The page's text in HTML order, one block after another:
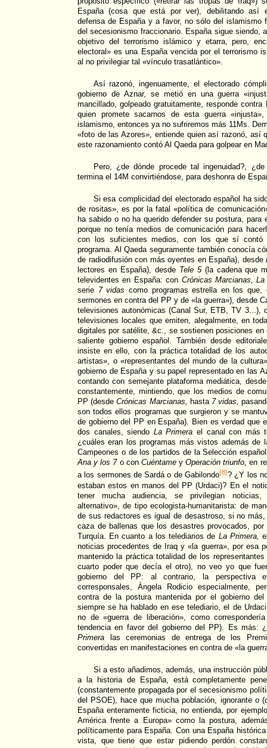
España (cosa que está por ver), debilitando así
defensa de España y a favor, no sólo del islamismo
del secesionismo fraccionario. España sigue siendo,
objetivo del terrorismo islámico y etarra, pero,
electoral» es una España vencida por el terrorismo
al no privilegiar tal «vínculo trasatlántico».
Así razonó, ingenuamente, el electorado
gobierno de Aznar, se metió en una guerra
mancillado, golpeado gratuitamente, responde
quien promete sacarnos de esta guerra
islamismo, entonces ya no sufriremos más 11Ms.
«foto de las Azores», entiende quien así razonó, así
este razonamiento contó Al Qaeda para golpear en
Pero, ¿de dónde procede tal ingenuidad?,
termina el 14M convirtiéndose, para deshonra de
Si esa complicidad del electorado español ha
de rositas», es por la fatal «política de
ha sabido o no ha querido defender su postura, para
porque no tenía medios de comunicación para
con los suficientes medios, con los que sí contó
programa. Al Qaeda seguramente también conocía
de radiodifusión con más oyentes en España), desde
lectores en España), desde Tele 5(la cadena que
televidentes en España: con Crónicas Marcianas,
serie 7 vidas como programas estrella en los que,
sermones en contra del PP y de «la guerra»), desde
televisiones autonómicas (Canal Sur, ETB, TV 3...),
televisiones locales que emiten, alegalmente, en
digitales por satélite, &c., se sostienen posiciones
saliente gobierno español. También desde
insiste en ello, con la práctica totalidad de los
artistas», o «representantes del mundo de la
gobierno de España y su papel representado en las
contando con semejante plataforma mediática,
constantemente, mintiendo, que los medios de
PP (desdeCrónicas Marcianas, hasta 7 vidas,
son todos ellos programas que surgieron y se
de gobierno del PP en España). Bien es verdad que
dos canales, siendo La Primera el canal con más
¿cuáles eran los programas más vistos además de
Campeones o de los partidos de la Selección
Ana y los 7o con CuéntameyOperación triunfo, en
a los sermones de Sardá o de Gabilondo{8}? ¿Y los
estaban estos en manos del PP (Urdaci)? En el
tener mucha audiencia, se privilegian
alternativo», de tipo ecologista-humanitarista: de
de sus redactores es igual de desastroso, si no
caza de ballenas que los desastres provocados,
Turquía. En cuanto a los telediarios de La Primera,
noticias procedentes de Iraq y «la guerra», por esa
mantenido la práctica totalidad de los
cuarto poder que decía el otro), no veo yo que
gobierno del PP: al contrario, la perspectiva
corresponsales, Ángela Rodicio especialmente,
contra de la postura mantenida por el gobierno
siempre se ha hablado en ese telediario, el de
no de «guerra de liberación», como
tendencia en favor del gobierno del PP). Es más:
Primera las ceremonias de entrega de los
convertidas en manifestaciones en contra de «la
Si a esto añadimos, además, una instrucción
a la historia de España, está completamente
(constantemente propagada por el secesionismo
del PSOE), hace que mucha población, ignorante o
España enteramente ficticia, no entienda, por
América frente a Europa» como la postura,
políticamente para España. Con una España
vista, que tiene que estar pidiendo perdón